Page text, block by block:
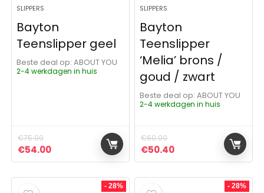
SLIPPERS
Bayton
Teenslipper geel
Beste deal op:
ABOUT YOU
2-4 werkdagen in huis
€75.00
Oorspronkelijke prijs was: €75.00.
€54.00Huidige prijs is: €54.00.
SLIPPERS
Bayton
Teenslipper
‘Melia’ brons /
goud / zwart
Beste deal op:
ABOUT YOU
2-4 werkdagen in huis
€60.00
Oorspronkelijke prijs
€50.40Huidige prijs is:
- 28% - 28%